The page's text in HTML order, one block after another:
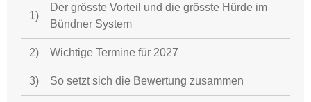
1)
Der grösste Vorteil und die grösste Hürde im
Bündner System
2) Wichtige Termine für 2027
3) So setzt sich die Bewertung zusammen